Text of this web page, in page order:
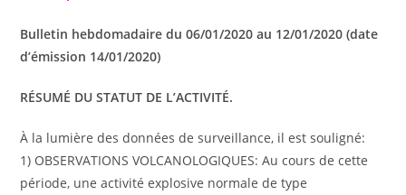
Bulletin hebdomadaire du 06/01/2020 au 12/01/2020 (date
d’émission 14/01/2020)
RÉSUMÉ DU STATUT DE L’ACTIVITÉ.
À la lumière des données de surveillance, il est souligné:
1) OBSERVATIONS VOLCANOLOGIQUES: Au cours de cette
période, une activité explosive normale de type